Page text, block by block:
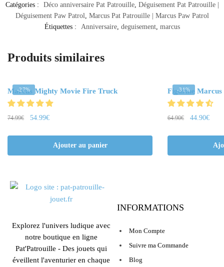
Catégories :
Déco anniversaire Pat Patrouille, Déguisement Pat Patrouille |
Déguisement Paw Patrol
Marcus Pat Patrouille | Marcus Paw Patrol
Étiquettes :
Anniversaire, deguisement, marcus
Produits similaires
-27%
Marcus Mighty Movie Fire Truck
74.99€ 54.99€
Ajouter au panier
-31%
Figurine Marcus
64.90€ 44.90€
Explorez l'univers ludique avec
notre boutique en ligne
Pat'Patrouille - Des jouets qui
éveillent l'aventurier en chaque
INFORMATIONS
Mon Compte
Suivre ma Commande
Blog